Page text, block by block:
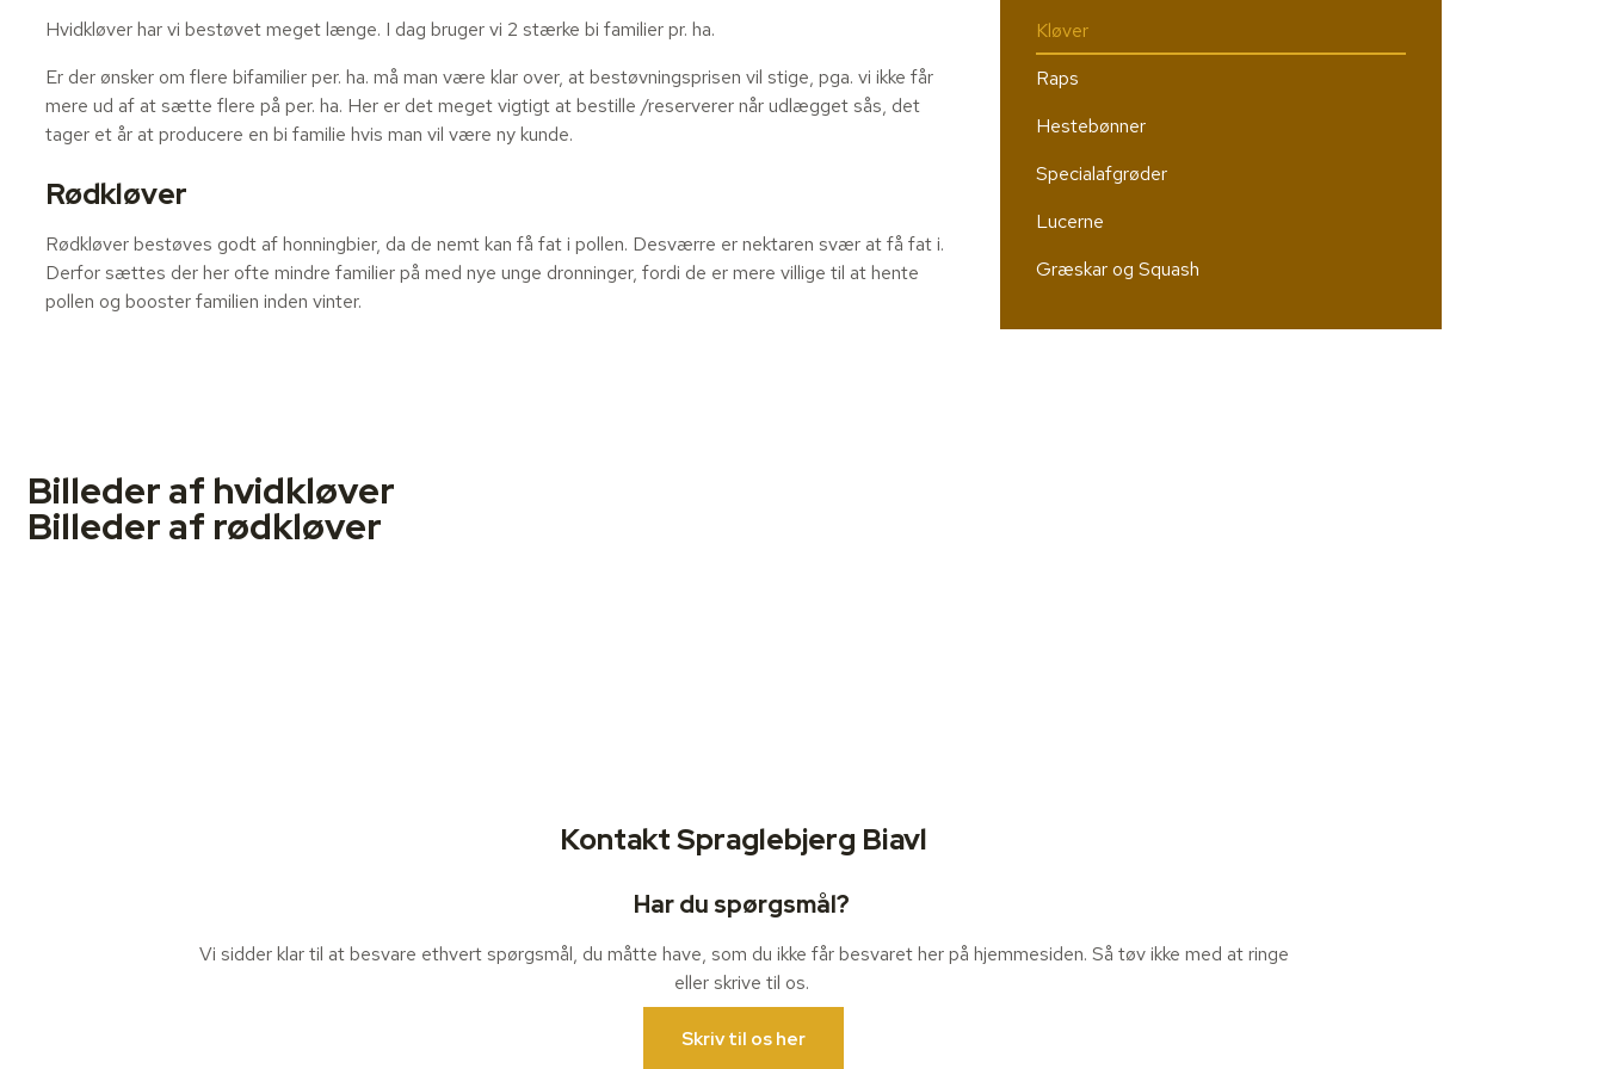
Hvidkløver har vi bestøvet meget længe. I dag bruger vi 2 stærke bi familier pr. ha.
Er der ønsker om flere bifamilier per. ha. må man være klar over, at bestøvningsprisen vil stige, pga. vi ikke får
mere ud af at sætte flere på per. ha. Her er det meget vigtigt at bestille /reserverer når udlægget sås, det
tager et år at producere en bi familie hvis man vil være ny kunde.
Rødkløver
Rødkløver bestøves godt af honningbier, da de nemt kan få fat i pollen. Desværre er nektaren svær at få fat i.
Derfor sættes der her ofte mindre familier på med nye unge dronninger, fordi de er mere villige til at hente
pollen og booster familien inden vinter.
Kløver
Raps
Hestebønner
Specialafgrøder
Lucerne
Græskar og Squash
Billeder af hvidkløver
Billeder af rødkløver
Kontakt Spraglebjerg Biavl
Har du spørgsmål?
Vi sidder klar til at besvare ethvert spørgsmål, du måtte have, som du ikke får besvaret her på hjemmesiden. Så tøv ikke med at ringe
eller skrive til os.
Skriv til os her